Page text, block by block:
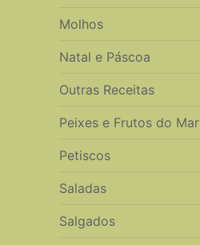
Molhos
Natal e Páscoa
Outras Receitas
Peixes e Frutos do Mar
Petiscos
Saladas
Salgados